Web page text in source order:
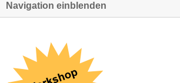
Navigation einblenden